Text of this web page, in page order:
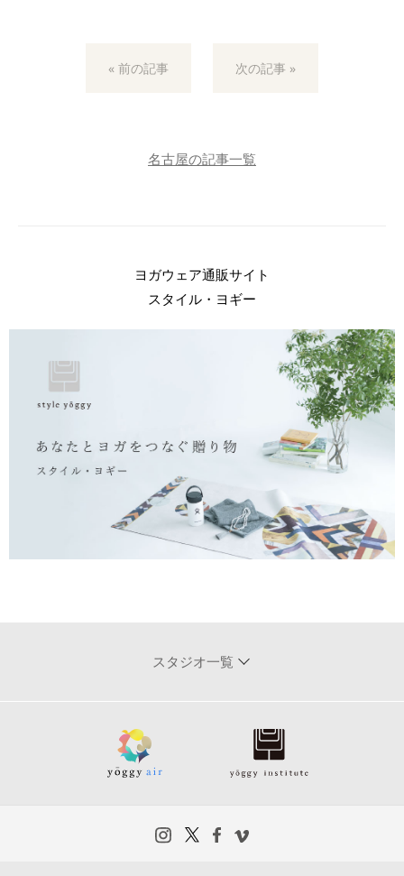
« 前の記事 次の記事 »
名古屋の記事一覧
ヨガウェア通販サイト
スタイル・ヨギー
スタジオ一覧